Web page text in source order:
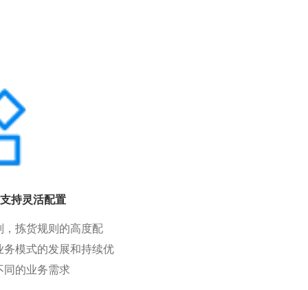
持灵活配置
，拣货规则的高度配
务模式的发展和持续优
同的业务需求